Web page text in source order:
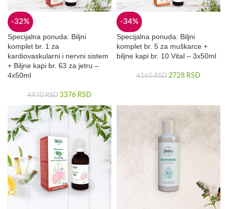
-32%
Specijalna ponuda: Biljni
komplet br. 1 za
kardiovaskularni i nervni sistem
+ Biljne kapi br. 63 za jetru –
4x50ml
4970RSD 3376 RSD
-34%
Specijalna ponuda: Biljni
komplet br. 5 za muškarce +
biljne kapi br. 10 Vital – 3x50ml
4160RSD 2728 RSD